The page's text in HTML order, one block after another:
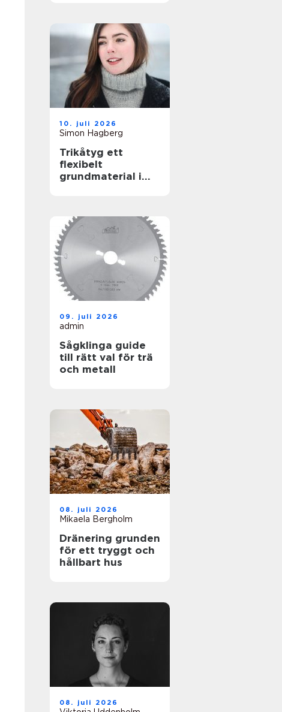
10. juli 2026
Simon Hagberg
Trikåtyg ett
flexibelt
grundmaterial i
09. juli 2026
admin
Sågklinga guide
till rätt val för trä
och metall
08. juli 2026
Mikaela Bergholm
Dränering grunden
för ett tryggt och
hållbart hus
08. juli 2026